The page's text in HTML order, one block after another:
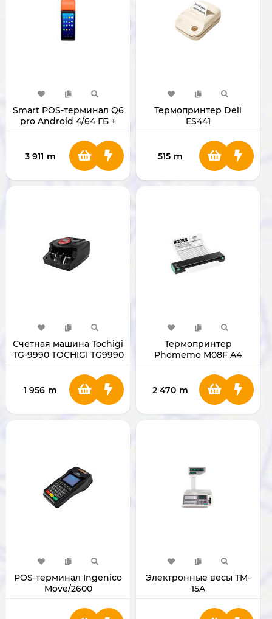
Smart POS-терминал Q6
pro Android 4/64 ГБ +
3 911 m
Термопринтер Deli
ES441
515 m
Счетная машина Tochigi
TG-9990 TOCHIGI TG9990
1 956 m
Термопринтер
Phomemo M08F A4
2 470 m
POS-терминал Ingenico
Move/2600
Электронные весы TM-
15A